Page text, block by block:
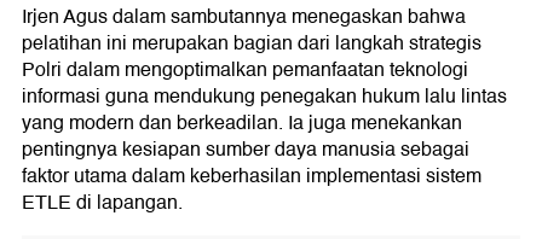
Irjen Agus dalam sambutannya menegaskan bahwa
pelatihan ini merupakan bagian dari langkah strategis
Polri dalam mengoptimalkan pemanfaatan teknologi
informasi guna mendukung penegakan hukum lalu lintas
yang modern dan berkeadilan. Ia juga menekankan
pentingnya kesiapan sumber daya manusia sebagai
faktor utama dalam keberhasilan implementasi sistem
ETLE di lapangan.